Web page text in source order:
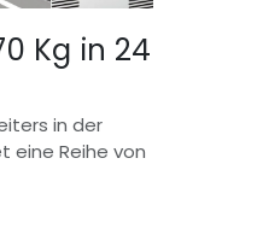
Kg in 24
in der
eine Reihe von